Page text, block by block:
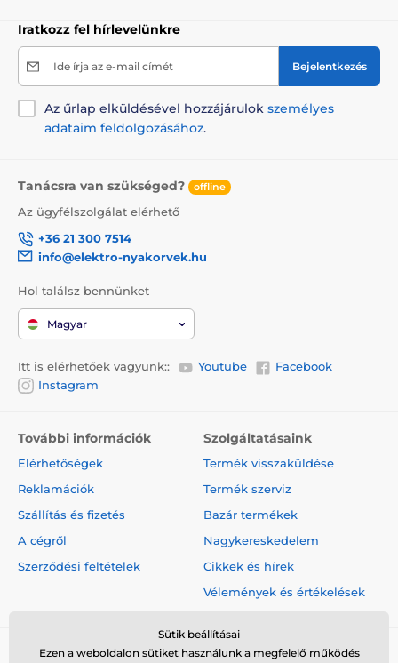
Iratkozz fel hírlevelünkre
Ide írja az e-mail címét Bejelentkezés
Az űrlap elküldésével hozzájárulok személyes
adataim feldolgozásához.
Tanácsra van szükséged? offline
Az ügyfélszolgálat elérhető
+36 21 300 7514
info@elektro-nyakorvek.hu
Hol találsz bennünket
Magyar
Itt is elérhetőek vagyunk:: Youtube
Facebook
Instagram
További információk
Elérhetőségek
Reklamációk
Szállítás és fizetés
A cégről
Szerződési feltételek
Szolgáltatásaink
Termék visszaküldése
Termék szerviz
Bazár termékek
Nagykereskedelem
Cikkek és hírek
Vélemények és értékelések
Sütik beállításai
Ezen a weboldalon sütiket használunk a megfelelő működés